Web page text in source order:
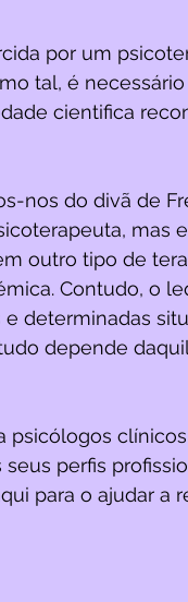
por um
tal, é
cientifica
nos do divã de
mas
outro tipo de
Contudo, o
determinadas
depende
psicólogos
seus perfis
para o ajudar a